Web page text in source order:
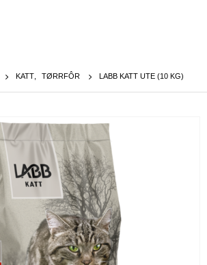
KATT TØRRFÔR LABB KATT UTE (10 KG)